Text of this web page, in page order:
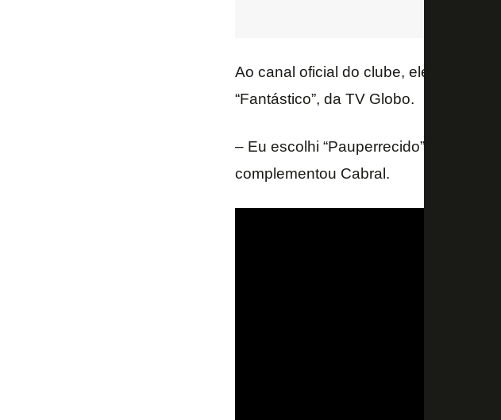
Ao canal oficial do clube, ele pediu
“Fantástico”, da TV Globo.
– Eu escolhi “Pauperrecido”. Mas aqui
complementou Cabral.